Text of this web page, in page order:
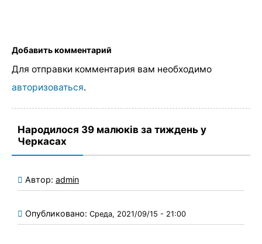
Добавить комментарий
Для отправки комментария вам необходимо
авторизоваться.
Народилося 39 малюків за тиждень у
Черкасах
Автор: admin
Опубликовано: Среда, 2021/09/15 - 21:00